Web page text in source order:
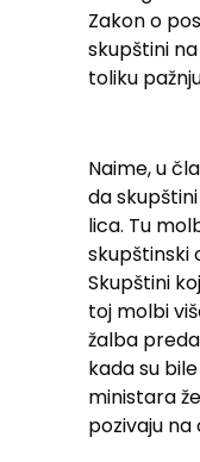
Zakon o
skupštini
toliku
Naime, u
da
lica. Tu
skupštinski
Skupštini
toj molbi
žalba
kada su
ministara
pozivaju